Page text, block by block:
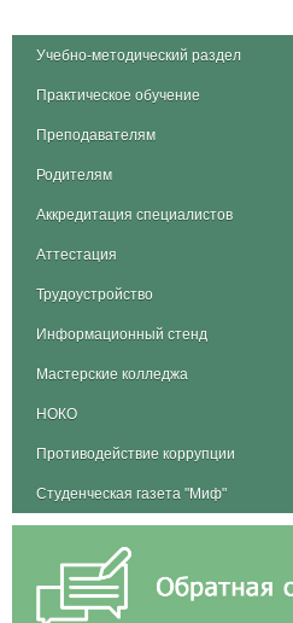
Учебно-методический раздел
Практическое обучение
Преподавателям
Родителям
Аккредитация специалистов
Аттестация
Трудоустройство
Информационный стенд
Мастерские колледжа
НОКО
Противодействие коррупции
Студенческая газета "Миф"